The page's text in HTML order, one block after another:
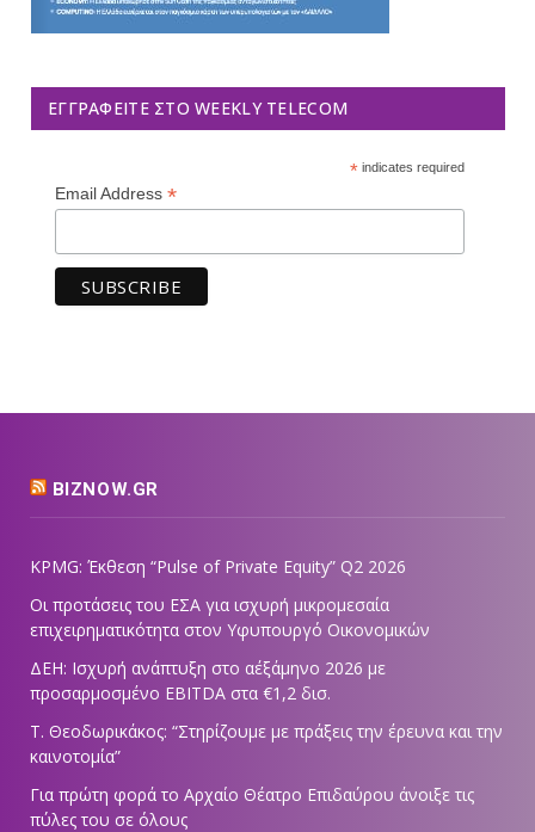
ΕΓΓΡΑΦΕΊΤΕ ΣΤΟ WEEKLY TELECOM
*indicates required
Email Address *
BIZNOW.GR
KPMG: Έκθεση “Pulse of Private Equity” Q2 2026
Οι προτάσεις του ΕΣΑ για ισχυρή μικρομεσαία
επιχειρηματικότητα στον Υφυπουργό Οικονομικών
ΔΕΗ: Ισχυρή ανάπτυξη στο α΄εξάμηνο 2026 με
προσαρμοσμένο EBITDA στα €1,2 δισ.
Τ. Θεοδωρικάκος: “Στηρίζουμε με πράξεις την έρευνα και την
καινοτομία”
Για πρώτη φορά το Αρχαίο Θέατρο Επιδαύρου άνοιξε τις
πύλες του σε όλους